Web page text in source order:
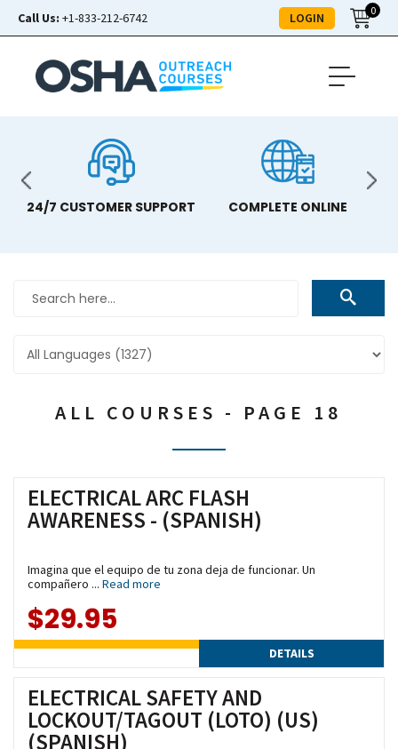
Call Us: +1-833-212-6742 LOGIN 0
24/7 CUSTOMER SUPPORT COMPLETE ONLINE
ALL COURSES - PAGE 18
ELECTRICAL ARC FLASH
AWARENESS - (SPANISH)
Imagina que el equipo de tu zona deja de funcionar. Un
compañero ... Read more
$29.95
DETAILS
ELECTRICAL SAFETY AND
LOCKOUT/TAGOUT (LOTO) (US)
(SPANISH)